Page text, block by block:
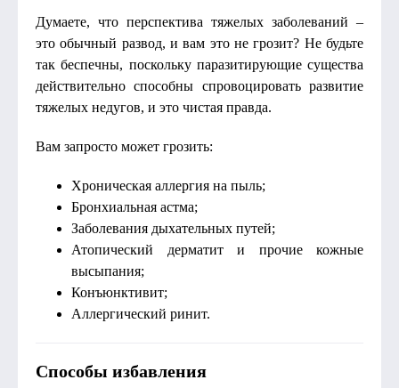
Думаете, что перспектива тяжелых заболеваний –
это обычный развод, и вам это не грозит? Не будьте
так беспечны, поскольку паразитирующие существа
действительно способны спровоцировать развитие
тяжелых недугов, и это чистая правда.
Вам запросто может грозить:
Хроническая аллергия на пыль;
Бронхиальная астма;
Заболевания дыхательных путей;
Атопический дерматит и прочие кожные
высыпания;
Конъюнктивит;
Аллергический ринит.
Способы избавления